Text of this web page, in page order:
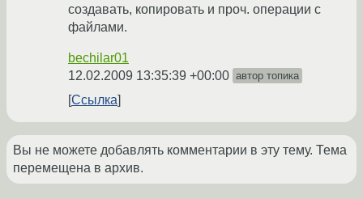
создавать, копировать и проч. операции с
файлами.
bechilar01
12.02.2009 13:35:39 +00:00 автор топика
Ссылка
Вы не можете добавлять комментарии в эту тему. Тема
перемещена в архив.